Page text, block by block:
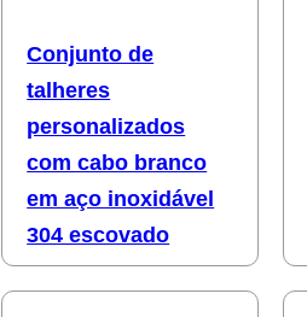
Conjunto de
talheres
personalizados
com cabo branco
em aço inoxidável
304 escovado